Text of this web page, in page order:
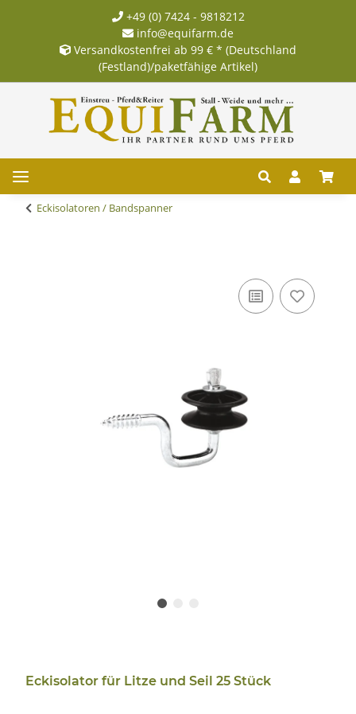
+49 (0) 7424 - 9818212
info@equifarm.de
Versandkostenfrei ab 99 € * (Deutschland
(Festland)/paketfähige Artikel)
Eckisolatoren / Bandspanner
Eckisolator für Litze und Seil 25 Stück